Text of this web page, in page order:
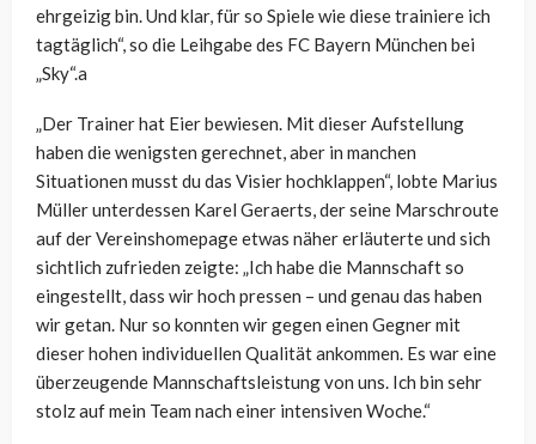
ehrgeizig bin. Und klar, für so Spiele wie diese trainiere ich
tagtäglich“, so die Leihgabe des FC Bayern München bei
„Sky“.a
„Der Trainer hat Eier bewiesen. Mit dieser Aufstellung
haben die wenigsten gerechnet, aber in manchen
Situationen musst du das Visier hochklappen“, lobte Marius
Müller unterdessen Karel Geraerts, der seine Marschroute
auf der Vereinshomepage etwas näher erläuterte und sich
sichtlich zufrieden zeigte: „Ich habe die Mannschaft so
eingestellt, dass wir hoch pressen – und genau das haben
wir getan. Nur so konnten wir gegen einen Gegner mit
dieser hohen individuellen Qualität ankommen. Es war eine
überzeugende Mannschaftsleistung von uns. Ich bin sehr
stolz auf mein Team nach einer intensiven Woche.“